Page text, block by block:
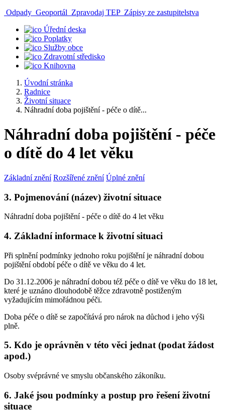
Odpady Geoportál Zpravodaj TEP Zápisy ze zastupitelstva
Úřední deska
Poplatky
Služby obce
Zdravotní středisko
Knihovna
Úvodní stránka
Radnice
Životní situace
Náhradní doba pojištění - péče o dítě...
Náhradní doba pojištění - péče
o dítě do 4 let věku
Základní znění Rozšířené znění Úplné znění
3. Pojmenování (název) životní situace
Náhradní doba pojištění - péče o dítě do 4 let věku
4. Základní informace k životní situaci
Při splnění podmínky jednoho roku pojištění je náhradní dobou
pojištění období péče o dítě ve věku do 4 let.
Do 31.12.2006 je náhradní dobou též péče o dítě ve věku do 18 let,
které je uznáno dlouhodobě těžce zdravotně postiženým
vyžadujícím mimořádnou péči.
Doba péče o dítě se započítává pro nárok na důchod i jeho výši
plně.
5. Kdo je oprávněn v této věci jednat (podat žádost
apod.)
Osoby svéprávné ve smyslu občanského zákoníku.
6. Jaké jsou podmínky a postup pro řešení životní
situace